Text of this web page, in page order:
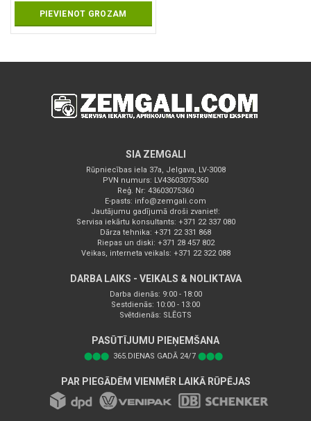
PIEVIENOT GROZAM
SIA ZEMGALI
Rūpniecības iela 37a, Jelgava, LV-3008
PVN numurs: LV43603075360
Reģ. Nr: 43603075360
E-pasts: info@zemgali.com
Jautājumu gadījumā droši zvaniet!:
Servisa iekārtu konsultants: +371 22 337 080
Dārza tehnika: +371 22 331 868
Riepas un diski: +371 28 457 802
Veikas, interneta veikals: +371 22 322 088
DARBA LAIKS - VEIKALS & NOLIKTAVA
Darba dienās: 9:00 - 18:00
Sestdienās: 10:00 - 13:00
Svētdienās: SLĒGTS
PASŪTĪJUMU PIEŅEMŠANA
⬤⬤⬤ 365.DIENAS GADĀ 24/7 ⬤⬤⬤
PAR PIEGĀDĒM VIENMĒR LAIKĀ RŪPĒJAS